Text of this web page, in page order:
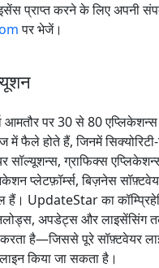
प्राप्त करने के लिए अपनी
पर भेजें।
आमतौर पर 30 से 80
में फैले होते हैं, जिनमें
सॉल्यूशन्स, ग्राफिक्स
प्लेटफ़ॉर्म्स, बिज़नेस
हैं। UpdateStar का
अपडेट्स और लाइसेंसिंग
है—जिससे पूरे सॉफ़्टवेयर
किया जा सकता है।